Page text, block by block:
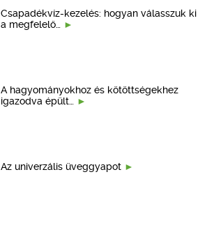
Csapadékvíz-kezelés: hogyan válasszuk ki
a megfelelő…
A hagyományokhoz és kötöttségekhez
igazodva épült…
Az univerzális üveggyapot